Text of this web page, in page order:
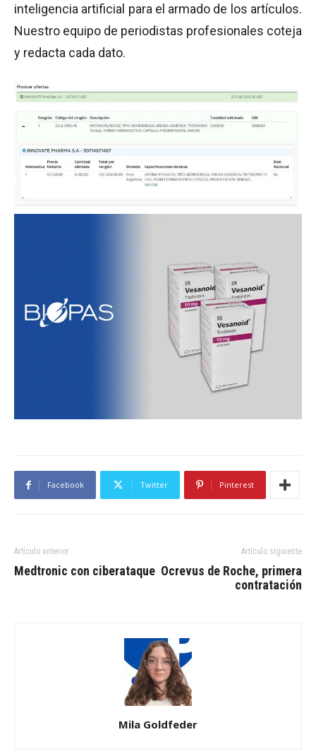
inteligencia artificial para el armado de los artículos.
Nuestro equipo de periodistas profesionales coteja
y redacta cada dato.
Facebook Twitter Pinterest
Artículo anterior
Medtronic con ciberataque
Artículo siguiente
Ocrevus de Roche, primera
contratación
Mila Goldfeder